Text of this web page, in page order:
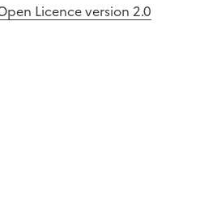
Licence version 2.0